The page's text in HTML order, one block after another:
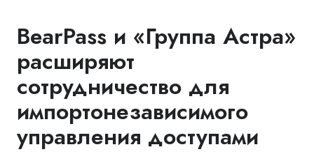
BearPass и «Группа Астра»
расширяют
сотрудничество для
импортонезависимого
управления доступами